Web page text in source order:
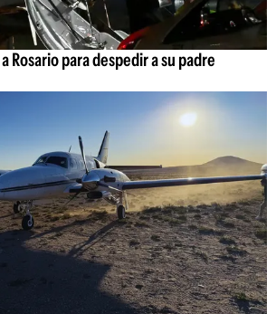
Rosario para despedir a su padre